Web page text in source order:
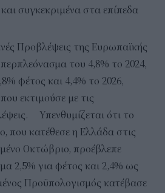
συγκεκριμένα στα επίπεδα
Προβλέψεις της Ευρωπαϊκής
του 4,8% το 2024,
φέτος και 4,4% το 2026,
εκτιμούσε με τις
Υπενθυμίζεται ότι το
που κατέθεσε η Ελλάδα στις
Οκτώβριο, προέβλεπε
2,5% για φέτος και 2,4% ως
Προϋπολογισμός κατέβασε